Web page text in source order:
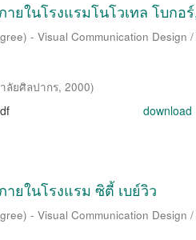
ยในโรงแรมโนโวเทล โบกอ
- Visual Communication
ลัยศิลปากร, 2000)
download
ยในโรงแรม ซิตี้ เบย์วิว
- Visual Communication